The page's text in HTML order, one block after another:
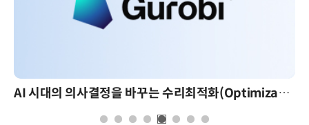
AI 시대의 의사결정을 바꾸는 수리최적화(Optimization): 실제 산업 적용 사례와 활용 전략